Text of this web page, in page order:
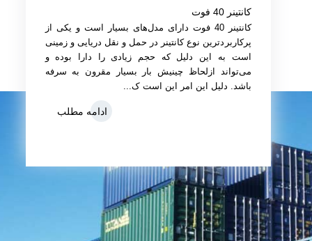
کانتینر 40 فوت
کانتینر 40 فوت دارای مدل‌های بسیار است و یکی از
پرکاربردترین نوع کانتینر در حمل‌ و نقل دریایی و زمینی
است به این دلیل که حجم زیادی را دارا بوده و
می‌تواند ازلحاظ چینیش بار بسیار مقرون به سرفه
باشد. دلیل این امر این است ک...
ادامه مطلب